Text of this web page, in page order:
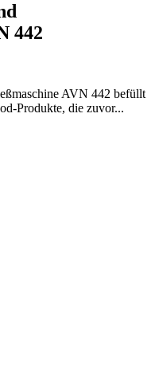
442
AVN 442 befüllt
Produkte, die zuvor...